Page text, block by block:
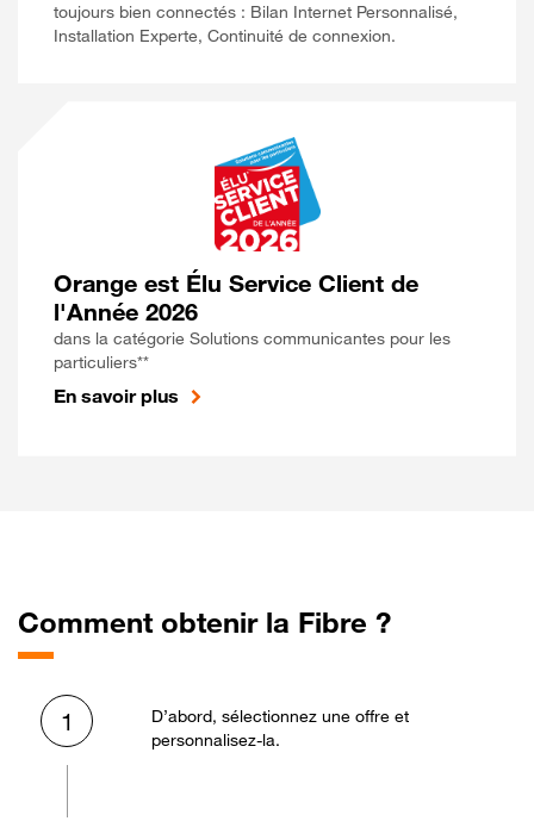
toujours bien connectés : Bilan Internet Personnalisé,
Installation Experte, Continuité de connexion.
Orange est Élu Service Client de
l'Année 2026
dans la catégorie Solutions communicantes pour les
particuliers**
En savoir plus
Comment obtenir la Fibre ?
1
D’abord, sélectionnez une offre et
personnalisez-la.